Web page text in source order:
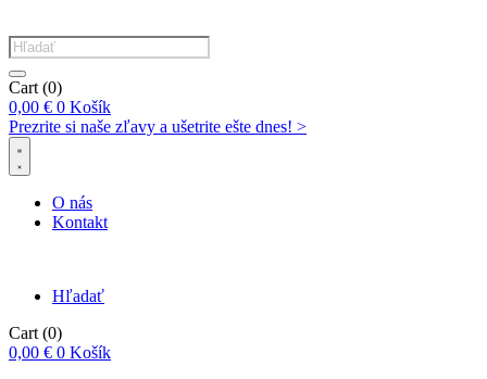
Products
search
Cart (0)
0,00 € 0 Košík
Prezrite si naše zľavy a ušetrite ešte dnes! >​
O nás
Kontakt
Hľadať
Cart (0)
0,00 € 0 Košík